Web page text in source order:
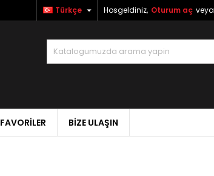
Hosgeldiniz, Oturum aç veya
Türkçe 
FAVORILER BIZE ULAŞIN